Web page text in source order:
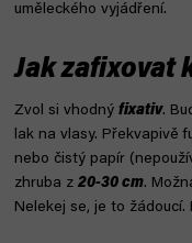
uměleckého vyjádření.
Jak zafixovat
Zvol si vhodný fixativ.
lak na vlasy. Překvapivě
nebo čistý papír
zhruba z 20-30 cm.
Nelekej se, je to žádoucí.